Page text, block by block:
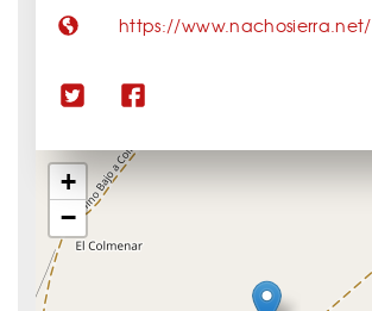
+
−
https://www.nachosierra.net/